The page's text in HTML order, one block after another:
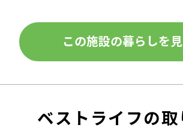
この施設の暮らしを
ベストライフの取